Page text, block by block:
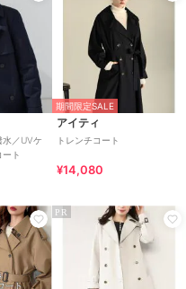
水／UVケ
ト
期間限定SALE
アイティ
トレンチコート
¥14,080
PR